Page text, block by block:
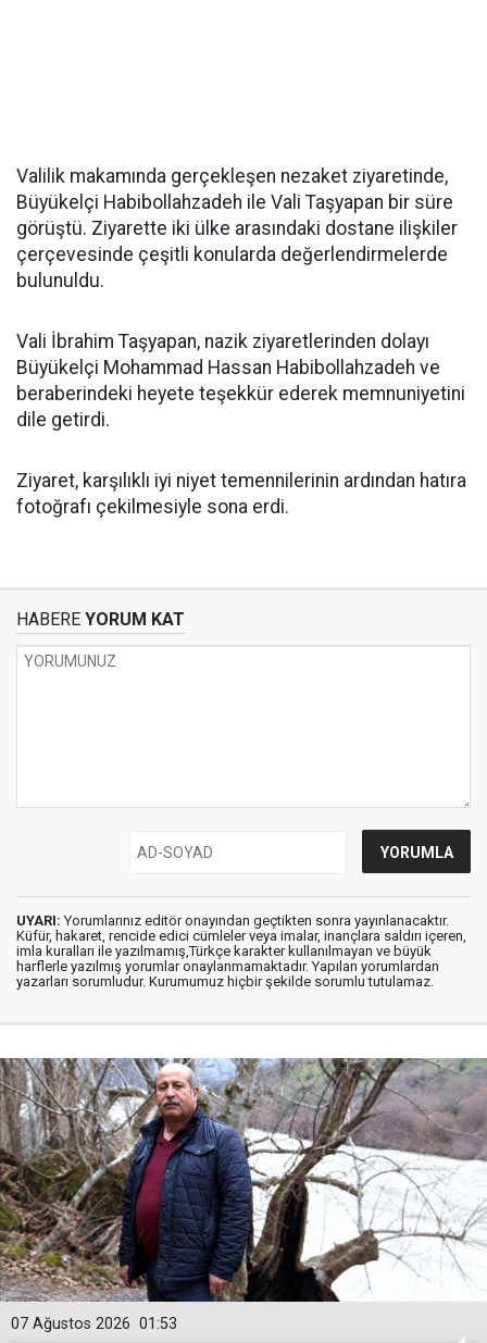
Valilik makamında gerçekleşen nezaket ziyaretinde,
Büyükelçi Habibollahzadeh ile Vali Taşyapan bir süre
görüştü. Ziyarette iki ülke arasındaki dostane ilişkiler
çerçevesinde çeşitli konularda değerlendirmelerde
bulunuldu.
Vali İbrahim Taşyapan, nazik ziyaretlerinden dolayı
Büyükelçi Mohammad Hassan Habibollahzadeh ve
beraberindeki heyete teşekkür ederek memnuniyetini
dile getirdi.
Ziyaret, karşılıklı iyi niyet temennilerinin ardından hatıra
fotoğrafı çekilmesiyle sona erdi.
HABERE YORUM KAT
UYARI: Yorumlarınız editör onayından geçtikten sonra yayınlanacaktır.
Küfür, hakaret, rencide edici cümleler veya imalar, inançlara saldırı içeren,
imla kuralları ile yazılmamış,Türkçe karakter kullanılmayan ve büyük
harflerle yazılmış yorumlar onaylanmamaktadır. Yapılan yorumlardan
yazarları sorumludur. Kurumumuz hiçbir şekilde sorumlu tutulamaz.
01:53
07 Ağustos 2026